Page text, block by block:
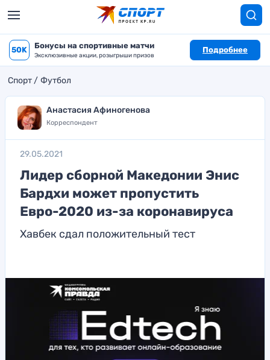
50K Бонусы на спортивные матчи
Эксклюзивные акции, розыгрыши призов
Подробнее
Спорт Футбол
Анастасия Афиногенова
Корреспондент
29.05.2021
Лидер сборной Македонии Энис
Бардхи может пропустить
Евро-2020 из-за коронавируса
Хавбек сдал положительный тест